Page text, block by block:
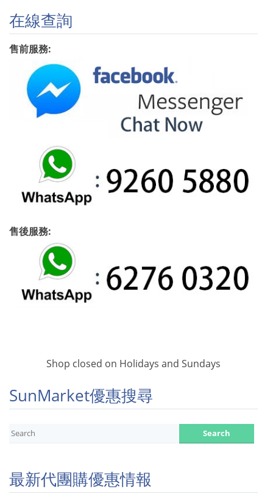
在線查詢
售前服務:
售後服務:
Shop closed on Holidays and Sundays
SunMarket優惠搜尋
最新代團購優惠情報